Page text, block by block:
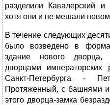
разделили Кавалерский
хотя они и не мешали
В течение следующих
было возведено в
здание нового дворца,
дворцами императорских
Санкт-Петербурга -
Протяженный, с башнями
этого дворца-замка